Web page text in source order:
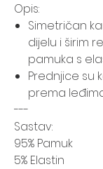
Opis:
Simetričan
dijelu i širim
pamuka s
Prednjice su
prema
---
Sastav:
95% Pamuk
5% Elastin